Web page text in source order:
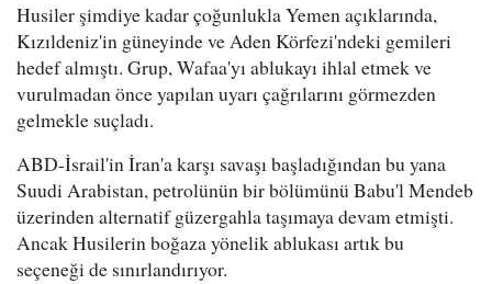
Husiler şimdiye kadar çoğunlukla Yemen açıklarında,
Kızıldeniz'in güneyinde ve Aden Körfezi'ndeki gemileri
hedef almıştı. Grup, Wafaa'yı ablukayı ihlal etmek ve
vurulmadan önce yapılan uyarı çağrılarını görmezden
gelmekle suçladı.
ABD-İsrail'in İran'a karşı savaşı başladığından bu yana
Suudi Arabistan, petrolünün bir bölümünü Babu'l Mendeb
üzerinden alternatif güzergahla taşımaya devam etmişti.
Ancak Husilerin boğaza yönelik ablukası artık bu
seçeneği de sınırlandırıyor.